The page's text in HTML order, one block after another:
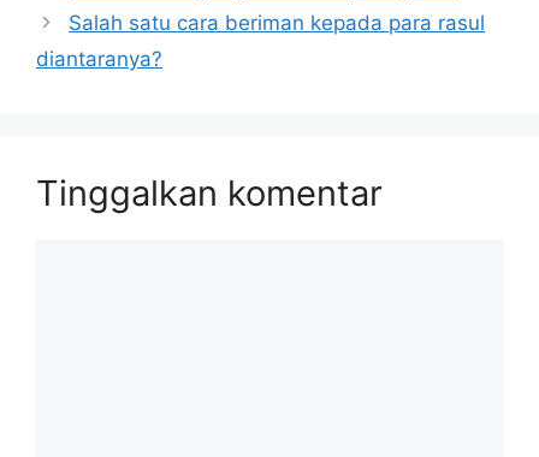
Salah satu cara beriman kepada para rasul
diantaranya?
Tinggalkan komentar